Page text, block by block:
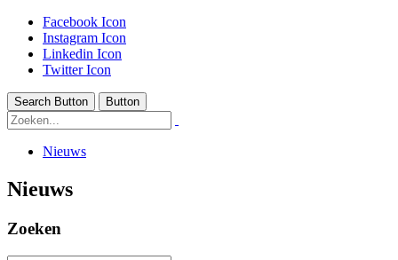
Facebook Icon
Instagram Icon
Linkedin Icon
Twitter Icon
Search Button Button
Nieuws
Nieuws
Zoeken